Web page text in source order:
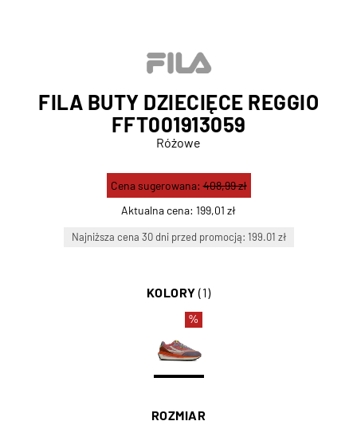
FILA BUTY DZIECIĘCE REGGIO
FFT001913059
Różowe
Aktualna cena: 199,01 zł
Cena sugerowana:408,99 zł
Najniższa cena 30 dni przed promocją: 199.01 zł
KOLORY (1)
%
ROZMIAR